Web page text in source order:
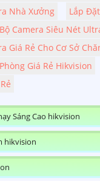
Nhà Xưởng
Lắp
Bộ Camera Siêu Nét
Giá Rẻ Cho Cơ Sở
Giá Rẻ Hikvision
Sáng Cao hikvision
hikvision